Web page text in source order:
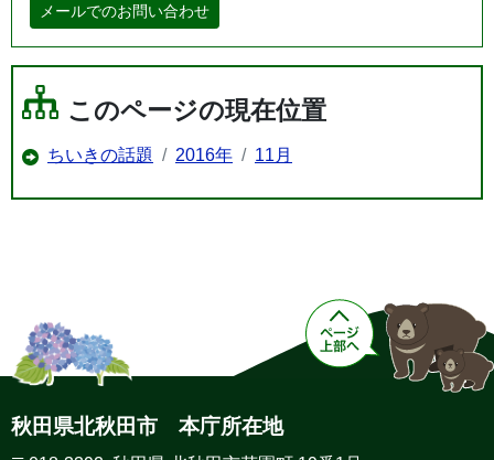
メールでのお問い合わせ
このページの現在位置
ちいきの話題 2016年 11月
秋田県北秋田市 本庁所在地